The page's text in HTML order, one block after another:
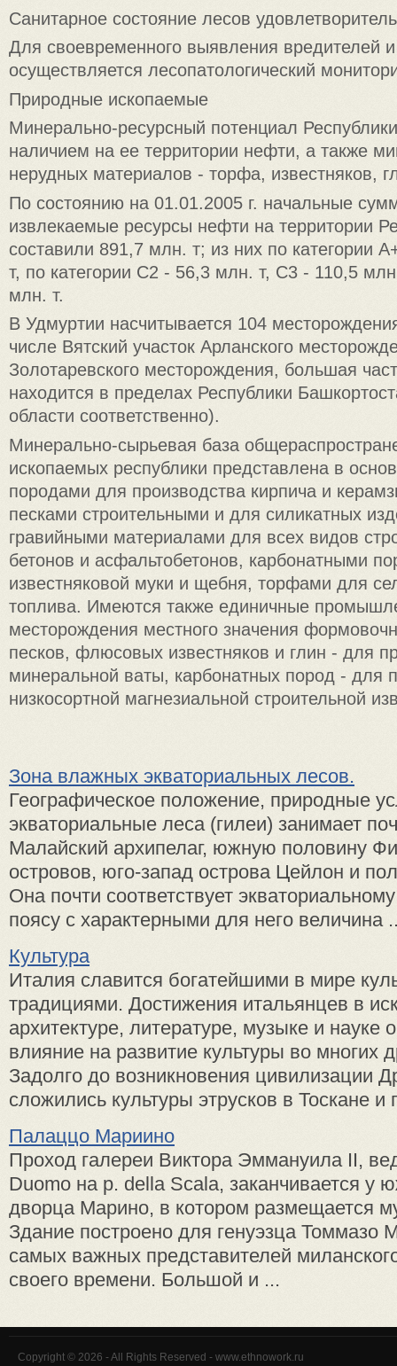
Санитарное состояние лесов
Для своевременного выявления вредителей
осуществляется лесопатологический
Природные ископаемые
Минерально-ресурсный потенциал Республики
наличием на ее территории нефти, а также
нерудных материалов - торфа, известняков,
По состоянию на 01.01.2005 г. начальные
извлекаемые ресурсы нефти на территории
составили 891,7 млн. т; из них по категории
т, по категории С2 - 56,3 млн. т, С3 - 110,5
млн. т.
В Удмуртии насчитывается 104
числе Вятский участок Арланского
Золотаревского месторождения, большая
находится в пределах Республики
области соответственно).
Минерально-сырьевая база
ископаемых республики представлена в
породами для производства кирпича и
песками строительными и для силикатных
гравийными материалами для всех видов
бетонов и асфальтобетонов, карбонатными
известняковой муки и щебня, торфами для
топлива. Имеются также единичные
месторождения местного значения
песков, флюсовых известняков и глин - для
минеральной ваты, карбонатных пород - для
низкосортной магнезиальной строительной
Зона влажных экваториальных лесов.
Географическое положение, природные
экваториальные леса (гилеи) занимает
Малайский архипелаг, южную половину
островов, юго-запад острова Цейлон и
Она почти соответствует
поясу с характерными для него величина
Культура
Италия славится богатейшими в мире
традициями. Достижения итальянцев в
архитектуре, литературе, музыке и науке
влияние на развитие культуры во многих
Задолго до возникновения цивилизации
сложились культуры этрусков в Тоскане и
Палаццо Мариино
Проход галереи Виктора Эммануи­ла II,
Duomo на р. della Scala, заканчивается у
дворца Марино, в кото­ром размещается
Здание построено для генуэзца Томмазо
самых важных представителей
своего времени. Большой и ...
Copyright © 2026 - All Rights Reserved - www.ethnowork.ru